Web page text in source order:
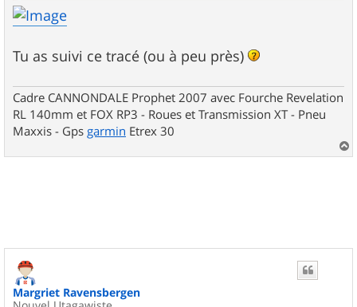
Tu as suivi ce tracé (ou à peu près)
Cadre CANNONDALE Prophet 2007 avec Fourche Revelation
RL 140mm et FOX RP3 - Roues et Transmission XT - Pneu
Maxxis - Gps garmin Etrex 30
a
Margriet Ravensbergen